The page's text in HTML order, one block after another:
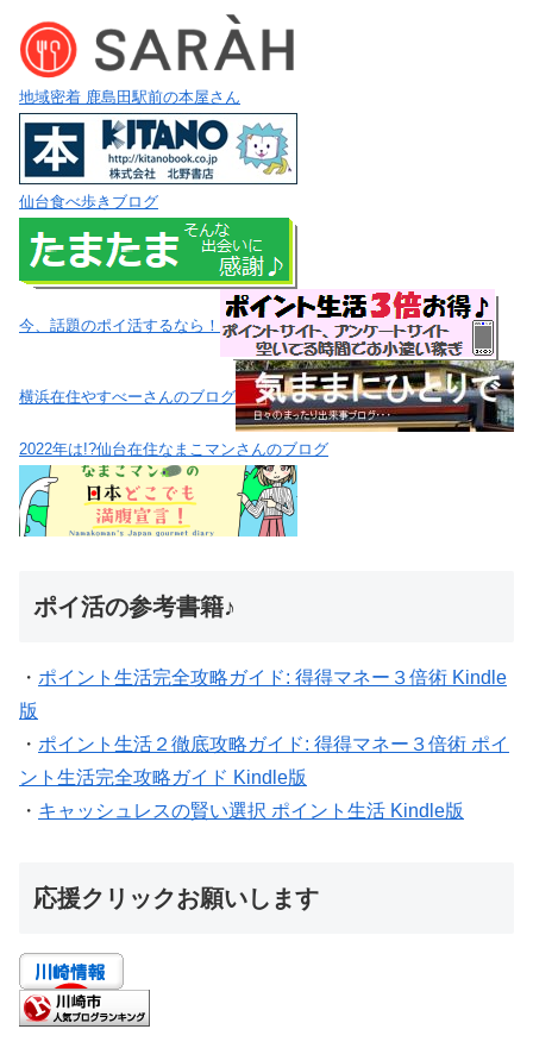
地域密着 鹿島田駅前の本屋さん
仙台食べ歩きブログ
今、話題のポイ活するなら！
横浜在住やすべーさんのブログ
2022年は!?仙台在住なまこマンさんのブログ
ポイ活の参考書籍♪
・ ポイント生活完全攻略ガイド: 得得マネー３倍術 Kindle
版
・ ポイント生活２徹底攻略ガイド: 得得マネー３倍術 ポイ
ント生活完全攻略ガイド Kindle版
・ キャッシュレスの賢い選択 ポイント生活 Kindle版
応援クリックお願いします